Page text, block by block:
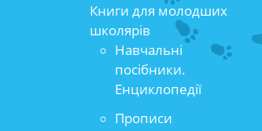
Книги для молодших
школярів
Навчальні
посібники.
Енциклопедії
Прописи